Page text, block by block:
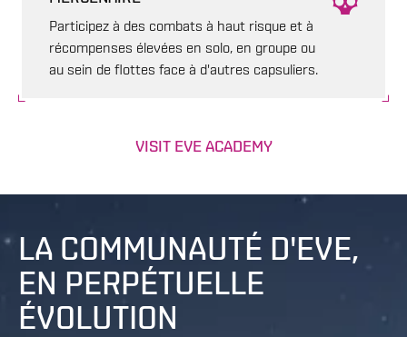
Participez à des combats à haut risque et à
récompenses élevées en solo, en groupe ou
au sein de flottes face à d'autres capsuliers.
VISIT EVE ACADEMY
LA COMMUNAUTÉ D'EVE,
EN PERPÉTUELLE
ÉVOLUTION